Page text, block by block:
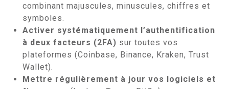
combinant majuscules, minuscules, chiffres et
symboles.
Activer systématiquement l’authentification
à deux facteurs (2FA) sur toutes vos
plateformes (Coinbase, Binance, Kraken, Trust
Wallet).
Mettre régulièrement à jour vos logiciels et